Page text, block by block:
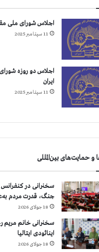
اجلاس شورای ملی
11 سپتامبر 2025
اجلاس دو روزه
ایران
11 سپتامبر 2025
و حمایت‌های بین‌المللی
سخنرانی در کنفرانس
جنگ، قدرت مردم
18 جولای 2026
سخنرانی خانم مریم
اینائودی ایتالیا
18 جولای 2026